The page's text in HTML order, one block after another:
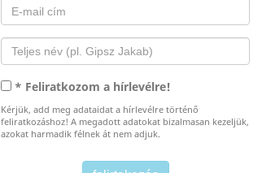
* Feliratkozom a hírlevélre!
Kérjük, add meg adataidat a hírlevélre történő
feliratkozáshoz! A megadott adatokat bizalmasan kezeljük,
azokat harmadik félnek át nem adjuk.